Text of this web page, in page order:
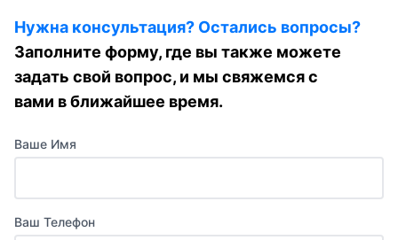
Нужна консультация? Остались вопросы?
Заполните форму, где вы также можете
задать свой вопрос, и мы свяжемся с
вами в ближайшее время.
Ваше Имя
Ваш Телефон